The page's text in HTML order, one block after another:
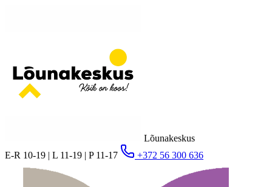
Lõunakeskus
E-R 10-19 | L 11-19 | P 11-17
+372 56 300 636